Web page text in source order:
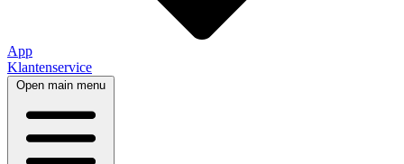
App
Klantenservice
Open main menu